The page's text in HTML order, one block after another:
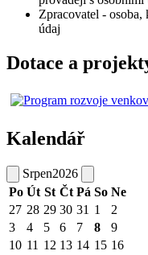
Zpracovatel - osoba,
údaj
Dotace a
Kalendář
Srpen2026
Po Út St Čt Pá So Ne
27 28 29 30 31 1
2
3
4 5 6 7 8
9
10 11 12 13 14 15 16